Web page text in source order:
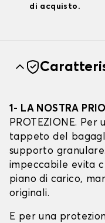
di acquisto.
1- LA NOSTRA
PROTEZIONE.
tappeto del
supporto
impeccabile evita
piano di carico,
originali.
E per una